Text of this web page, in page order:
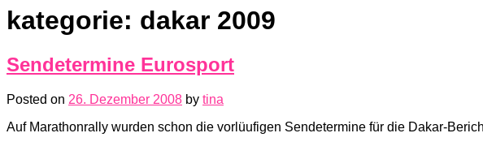
kategorie: dakar 2009
Sendetermine Eurosport
Posted on 26. Dezember 2008 by tina
Auf Marathonrally wurden schon die vorlüufigen Sendetermine für die Dakar-